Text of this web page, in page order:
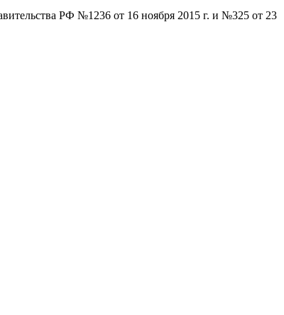
РФ №1236 от 16 ноября 2015 г. и №325 от 23